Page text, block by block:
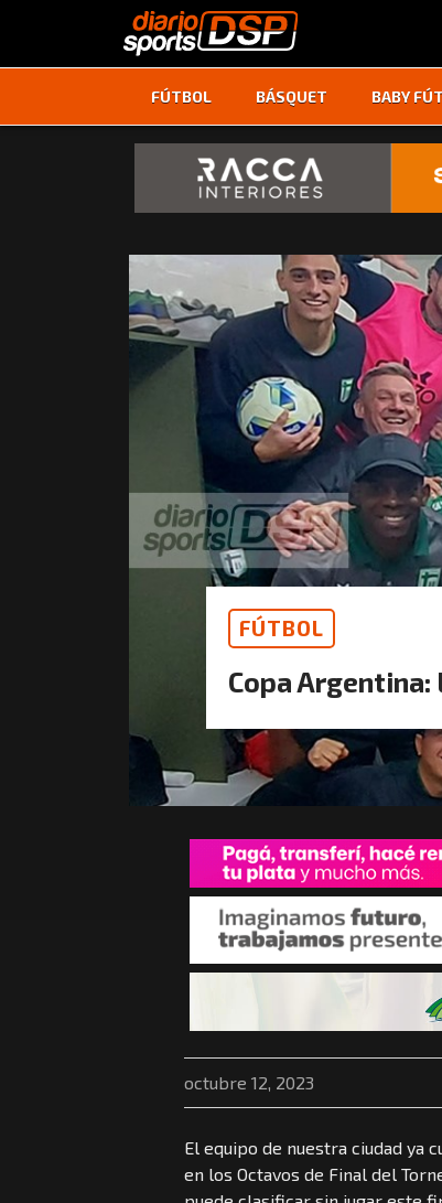
FÚTBOL BÁSQUET BABY
FÚTBOL
Copa
octubre 12, 2023
El equipo de nuestra ciudad ya
en los Octavos de Final del